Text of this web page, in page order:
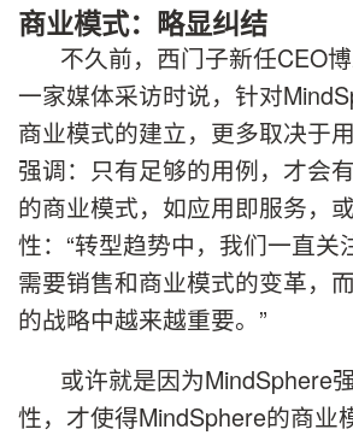
商业模式：略显纠结
不久前，西门子新任CEO
一家媒体采访时说，针对
商业模式的建立，更多取决于
强调：只有足够的用例，才会
的商业模式，如应用即服务，
性：“转型趋势中，我们一直关
需要销售和商业模式的变革，
的战略中越来越重要。”
或许就是因为MindSphere
性，才使得MindSphere的商业